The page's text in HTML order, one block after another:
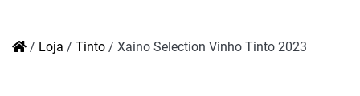
/ Loja / Tinto / Xaino Selection Vinho Tinto 2023